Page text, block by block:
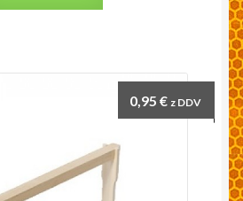
0,95€ z DDV